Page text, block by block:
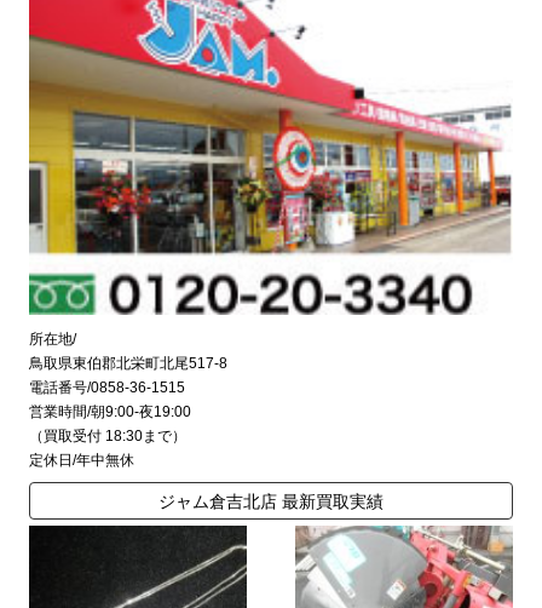
所在地/
鳥取県東伯郡北栄町北尾517-8
電話番号/0858-36-1515
営業時間/朝9:00-夜19:00
（買取受付 18:30まで）
定休日/年中無休
ジャム倉吉北店 最新買取実績